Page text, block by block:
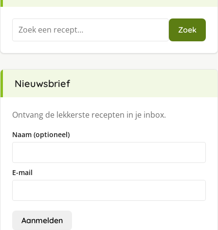
Zoeken
naar:
Zoek
Nieuwsbrief
Ontvang de lekkerste recepten in je inbox.
Naam (optioneel)
E-mail
Aanmelden